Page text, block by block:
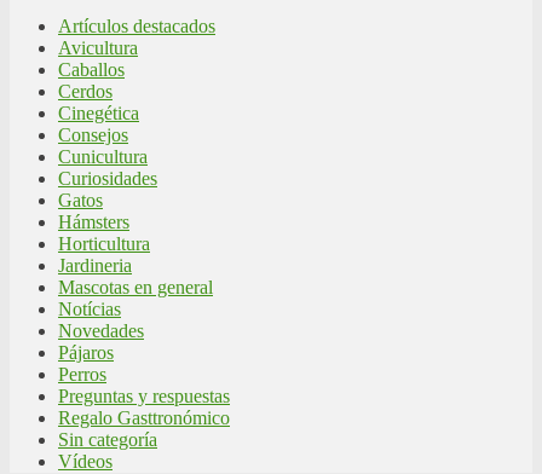
Artículos destacados
Avicultura
Caballos
Cerdos
Cinegética
Consejos
Cunicultura
Curiosidades
Gatos
Hámsters
Horticultura
Jardineria
Mascotas en general
Notícias
Novedades
Pájaros
Perros
Preguntas y respuestas
Regalo Gasttronómico
Sin categoría
Vídeos